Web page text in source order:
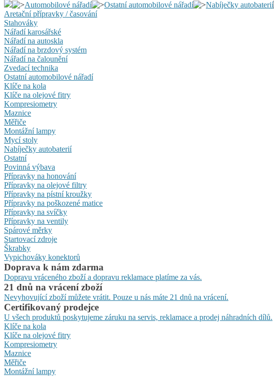
Automobilové nářadí Ostatní automobilové nářadí Nabíječky autobaterií
Aretační přípravky / časování
Stahováky
Nářadí karosářské
Nářadí na autoskla
Nářadí na brzdový systém
Nářadí na čalounění
Zvedací technika
Ostatní automobilové nářadí
Klíče na kola
Klíče na olejové fitry
Kompresiometry
Maznice
Měřiče
Montážní lampy
Mycí stoly
Nabíječky autobaterií
Ostatní
Povinná výbava
Přípravky na honování
Přípravky na olejové filtry
Přípravky na pístní kroužky
Přípravky na poškozené matice
Přípravky na svíčky
Přípravky na ventily
Spárové měrky
Startovací zdroje
Škrabky
Vypichováky konektorů
Doprava k nám zdarma
Dopravu vráceného zboží a dopravu reklamace platíme za vás.
21 dnů na vrácení zboží
Nevyhovující zboží můžete vrátit. Pouze u nás máte 21 dnů na vrácení.
Certifikovaný prodejce
U všech produktů poskytujeme záruku na servis, reklamace a prodej náhradních dílů.
Klíče na kola
Klíče na olejové fitry
Kompresiometry
Maznice
Měřiče
Montážní lampy